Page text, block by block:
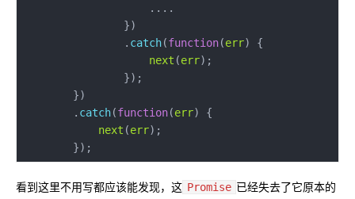
                .
catch(function(err)
next (err
        .
catch(function(err)
next (err
看到这里不用写都应该能发现，这 Promise 已经失去了它原本的